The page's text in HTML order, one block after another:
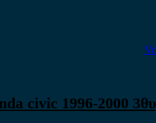
civic 1996-2000